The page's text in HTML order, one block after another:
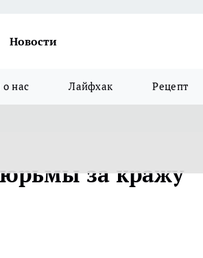
Новости
нас Лайфхак Рецепт
за кражу